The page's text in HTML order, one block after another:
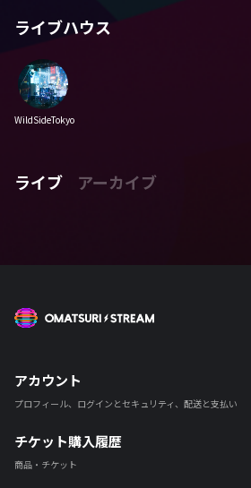
ライブハウス
WildSideTokyo
ライブ アーカイブ
アカウント
プロフィール、ログインとセキュリティ、配送と支払い
チケット購入履歴
商品・チケット